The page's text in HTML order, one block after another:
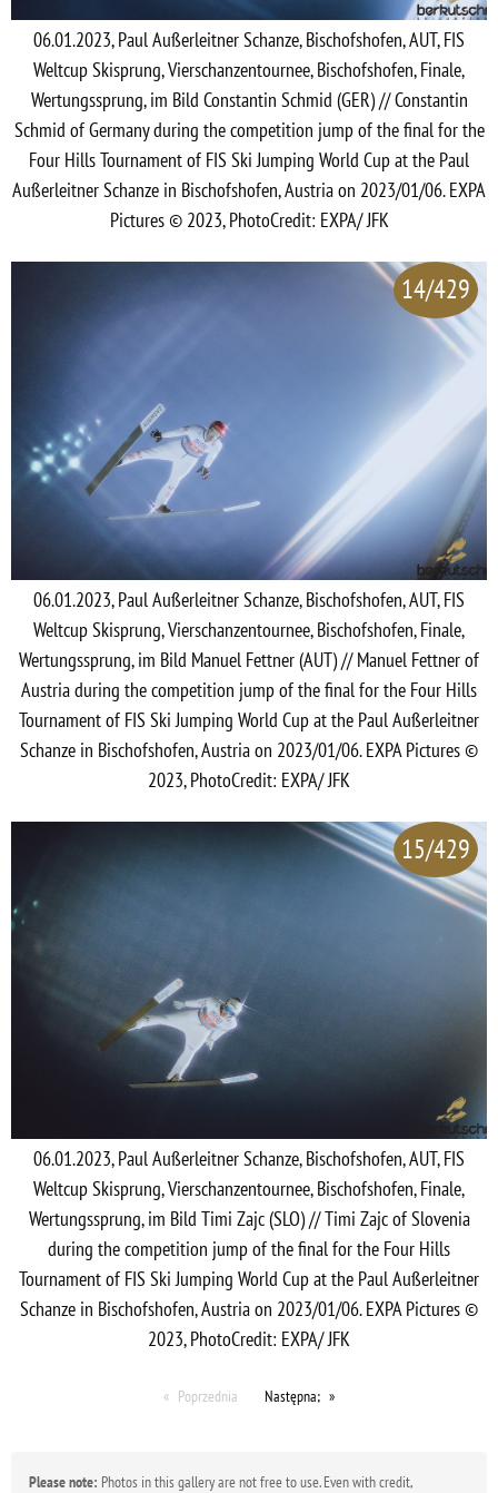
06.01.2023, Paul Außerleitner Schanze, Bischofshofen, AUT, FIS
Weltcup Skisprung, Vierschanzentournee, Bischofshofen, Finale,
Wertungssprung, im Bild Constantin Schmid (GER) // Constantin
Schmid of Germany during the competition jump of the final for the
Four Hills Tournament of FIS Ski Jumping World Cup at the Paul
Außerleitner Schanze in Bischofshofen, Austria on 2023/01/06. EXPA
Pictures © 2023, PhotoCredit: EXPA/ JFK
14/429
06.01.2023, Paul Außerleitner Schanze, Bischofshofen, AUT, FIS
Weltcup Skisprung, Vierschanzentournee, Bischofshofen, Finale,
Wertungssprung, im Bild Manuel Fettner (AUT) // Manuel Fettner of
Austria during the competition jump of the final for the Four Hills
Tournament of FIS Ski Jumping World Cup at the Paul Außerleitner
Schanze in Bischofshofen, Austria on 2023/01/06. EXPA Pictures ©
2023, PhotoCredit: EXPA/ JFK
15/429
06.01.2023, Paul Außerleitner Schanze, Bischofshofen, AUT, FIS
Weltcup Skisprung, Vierschanzentournee, Bischofshofen, Finale,
Wertungssprung, im Bild Timi Zajc (SLO) // Timi Zajc of Slovenia
during the competition jump of the final for the Four Hills
Tournament of FIS Ski Jumping World Cup at the Paul Außerleitner
Schanze in Bischofshofen, Austria on 2023/01/06. EXPA Pictures ©
2023, PhotoCredit: EXPA/ JFK
Poprzednia Następna;
Please note: Photos in this gallery are not free to use. Even with credit,